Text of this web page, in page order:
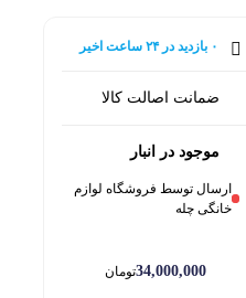
۰ بازدید در ۲۴ ساعت اخیر
ضمانت اصالت کالا
موجود در انبار
ارسال توسط فروشگاه لوازم
خانگی چله
34,000,000تومان